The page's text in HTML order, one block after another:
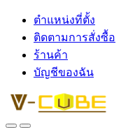
ตำแหน่งที่ตั้ง
ติดตามการสั่งซื้อ
ร้านค้า
บัญชีของฉัน